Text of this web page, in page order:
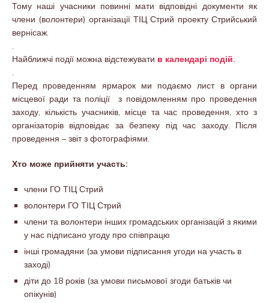
Тому наші учасники повинні мати відповідні документи як
члени (волонтери) організації ТІЦ Стрий проекту Стрийський
вернісаж.
.
Найближчі події можна відстежувати в календарі подій.
.
Перед проведенням ярмарок ми подаємо лист в органи
місцевої ради та поліції з повідомленням про проведення
заходу, кількість учасників, місце та час проведення, хто з
організаторів відповідає за безпеку під час заходу. Після
проведення – звіт з фотографіями.
Хто може прийняти участь:
члени ГО ТІЦ Стрий
волонтери ГО ТІЦ Стрий
члени та волонтери інших громадських організацій з якими
у нас підписано угоду про співпрацю
інші громадяни (за умови підписання угоди на участь в
заході)
діти до 18 років (за умови письмової згоди батьків чи
опікунів)